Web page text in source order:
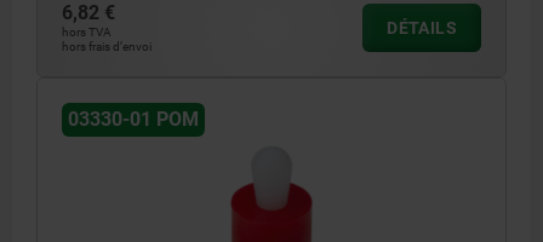
6,82 €
hors TVA
hors frais d’envoi
DÉTAILS
03330-01 POM